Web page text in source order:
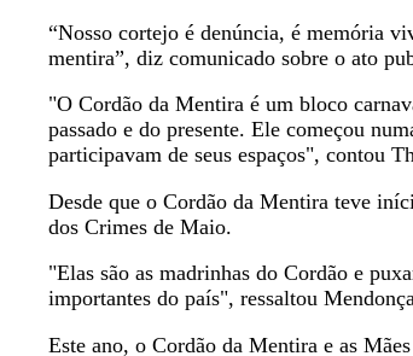
“Nosso cortejo é denúncia, é memória
mentira”, diz comunicado sobre o ato
"O Cordão da Mentira é um bloco
passado e do presente. Ele começou
participavam de seus espaços", contou
Desde que o Cordão da Mentira teve
dos Crimes de Maio.
"Elas são as madrinhas do Cordão e
importantes do país", ressaltou
Este ano, o Cordão da Mentira e as